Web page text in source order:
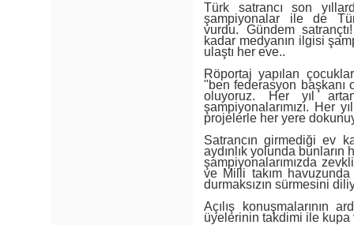
Türk satrancı son
şampiyonalar ile de
vurdu. Gündem
kadar medyanın ilgisi
ulaştı her eve..
Röportaj yapılan
"ben federasyon başkanı
oluyoruz. Her yıl
şampiyonalarımızı. Her
projelerle her yere
Satrancın girmediği ev
aydınlık yolunda bunların
şampiyonalarımızda
ve Milli takım havuzunda
durmaksızın sürmesini
Açılış konuşmalarının
üyelerinin takdimi ile kupa